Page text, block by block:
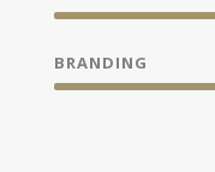
BRANDING